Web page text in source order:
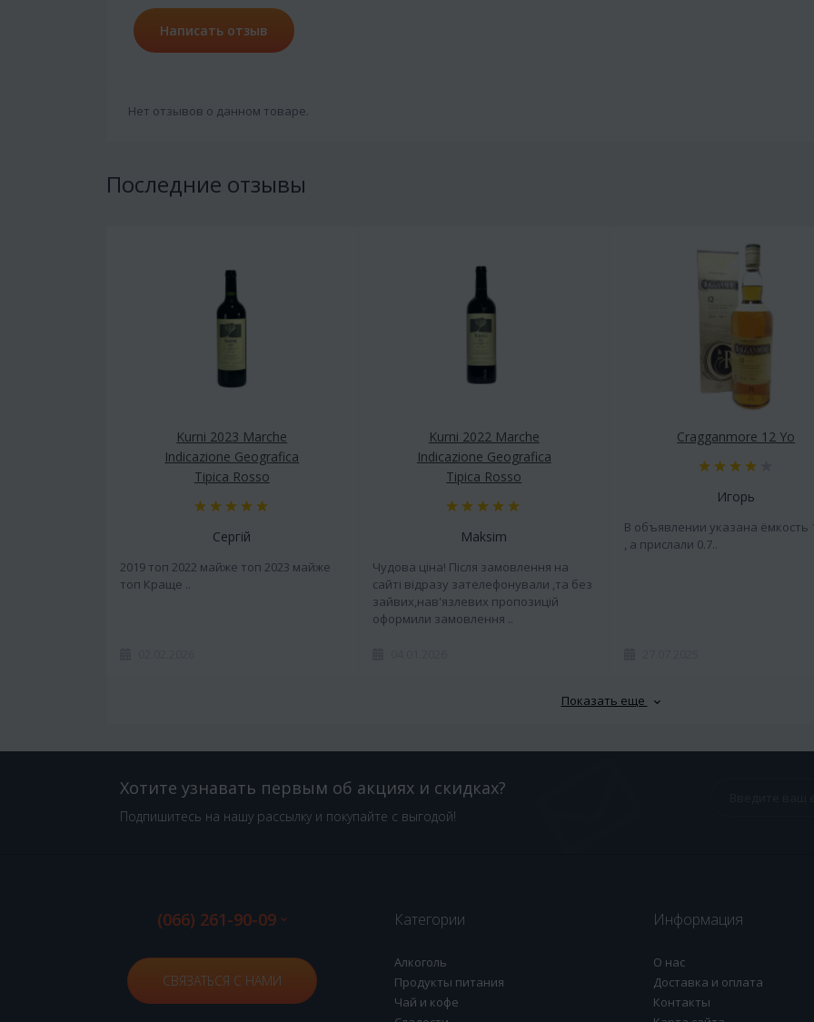
Написать отзыв
Нет отзывов о данном товаре.
Последние отзывы
Kurni 2023 Marche
Indicazione Geografica
Tipica Rosso
Сергій
2019 топ 2022 майже топ 2023 майже
топ Краще ..
Kurni 2022 Marche
Indicazione Geografica
Tipica Rosso
Maksim
Чудова ціна! Після замовлення на
сайті відразу зателефонували ,та без
зайвих,нав'язлевих пропозицій
оформили замовлення ..
Cragganmore 12 Yo
Игорь
В объявлении указана ёмкость
, а прислали 0.7..
Показать еще
Хотите узнавать первым об акциях и скидках?
Подпишитесь на нашу рассылку и покупайте с выгодой!
(066) 261-90-09
СВЯЗАТЬСЯ С НАМИ
Категории
Алкоголь
Продукты питания
Чай и кофе
Информация
О нас
Доставка и оплата
Контакты